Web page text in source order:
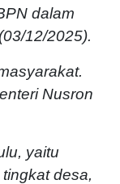
dalam
12/2025).
Nusron
yaitu
desa,